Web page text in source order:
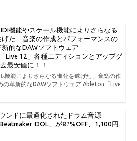
機能やスケール機能によりさらなる
げた、音楽の作成とパフォーマンスの
新的なDAWソフトウェア
Live 12」各種エディションとアップグ
最安値に！！
機能によりさらなる進化を遂げた、音楽の作
の革新的なDAWソフトウェア Ableton「Live
ンドに最適化されたドラム音源
IDOL」が87%OFF、1,100円